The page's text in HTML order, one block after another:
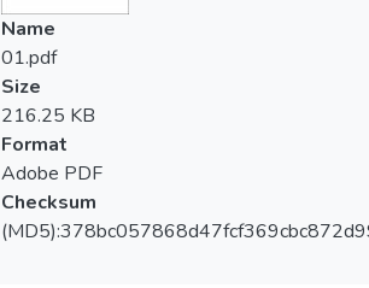
Name
01.pdf
Size
216.25 KB
Format
Adobe PDF
Checksum